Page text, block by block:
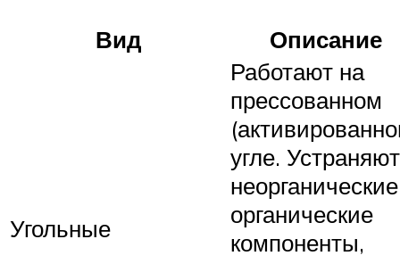
Вид
Описание
Угольные
Работают на
прессованном
угле. Устраняют
органические
компоненты,